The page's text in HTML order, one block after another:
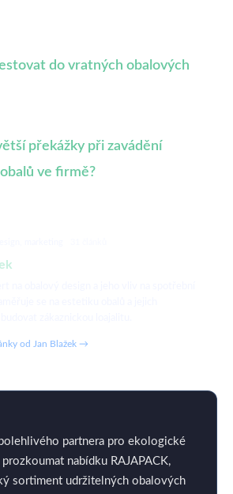
do vratných obalových
překážky při zavádění
ve firmě?
od Jan Blažek →
partnera pro ekologické
nabídku RAJAPACK,
sortiment udržitelných obalových